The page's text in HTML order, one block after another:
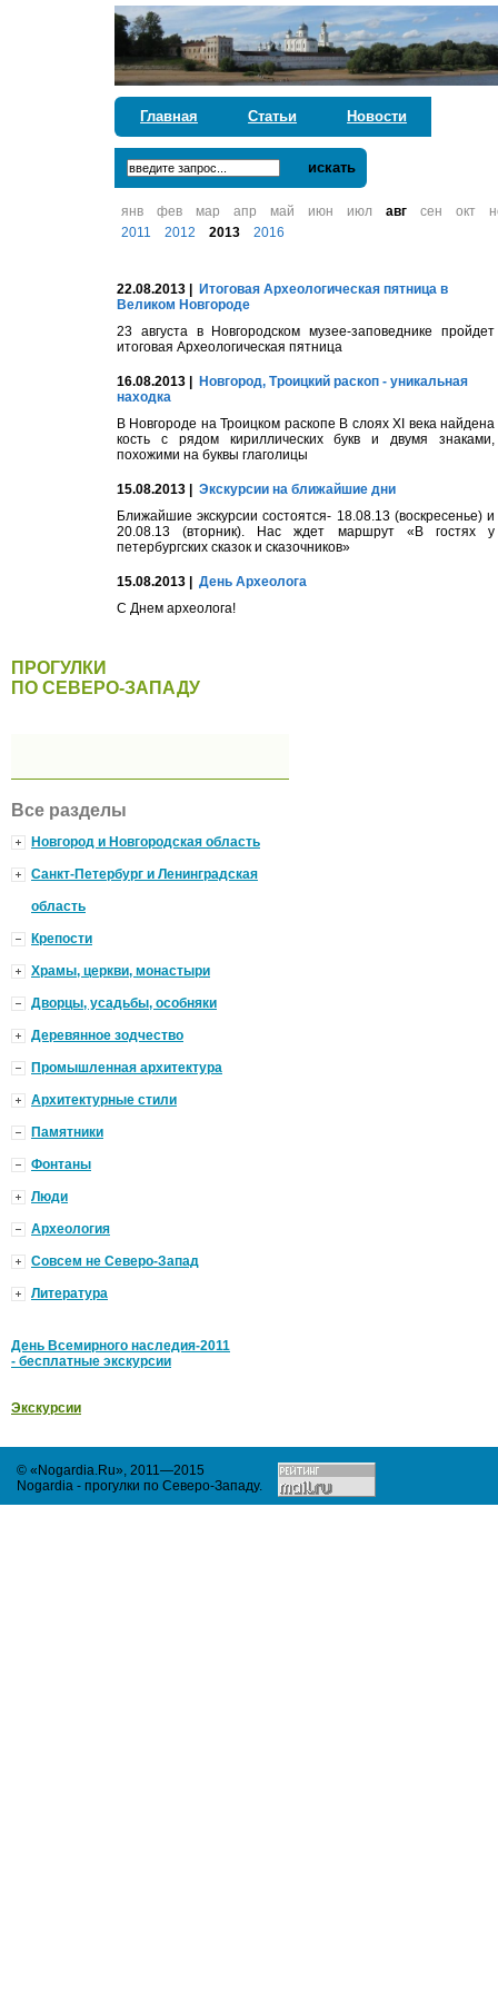
Главная Статьи Новости
искать
янв фев мар апр май июн июл авг сен окт
2011
2012 2013 2016
22.08.2013 |
Итоговая Археологическая пятница в
Великом Новгороде
23 августа в Новгородском музее-заповеднике пройдет
итоговая Археологическая пятница
16.08.2013 |
Новгород, Троицкий раскоп - уникальная
находка
В Новгороде на Троицком раскопе В слоях XI века найдена
кость с рядом кириллических букв и двумя знаками,
похожими на буквы глаголицы
15.08.2013 |
Экскурсии на ближайшие дни
Ближайшие экскурсии состоятся- 18.08.13 (воскресенье) и
20.08.13 (вторник). Нас ждет маршрут «В гостях у
петербургских сказок и сказочников»
15.08.2013 |
День Археолога
С Днем археолога!
ПРОГУЛКИ
ПО СЕВЕРО-ЗАПАДУ
Все разделы
Новгород и Новгородская область
Санкт-Петербург и Ленинградская
область
Крепости
Храмы, церкви, монастыри
Дворцы, усадьбы, особняки
Деревянное зодчество
Промышленная архитектура
Архитектурные стили
Памятники
Фонтаны
Люди
Археология
Совсем не Северо-Запад
Литература
День Всемирного наследия-2011
- бесплатные экскурсии
Экскурсии
© «Nogardia.Ru», 2011—2015
Nogardia - прогулки по Северо-Западу.